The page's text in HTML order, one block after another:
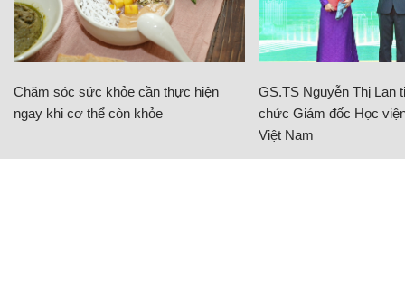
Chăm sóc sức khỏe cần thực hiện
ngay khi cơ thể còn khỏe
GS.TS Nguyễn Thị Lan
chức Giám đốc Học
Việt Nam